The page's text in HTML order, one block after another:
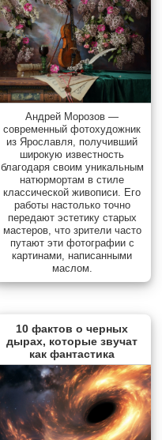
Андрей Морозов —
современный фотохудожник
из Ярославля, получивший
широкую известность
благодаря своим уникальным
натюрмортам в стиле
классической живописи. Его
работы настолько точно
передают эстетику старых
мастеров, что зрители часто
путают эти фотографии с
картинами, написанными
маслом.
10 фактов о черных
дырах, которые звучат
как фантастика